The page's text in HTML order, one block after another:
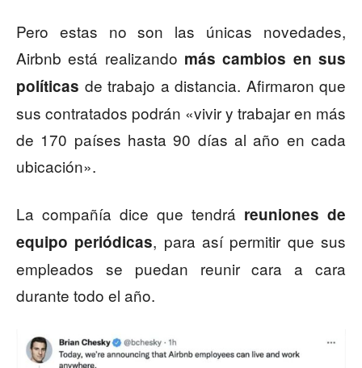
Pero estas no son las únicas novedades,
Airbnb está realizando más cambios en sus
políticas de trabajo a distancia. Afirmaron que
sus contratados podrán «vivir y trabajar en más
de 170 países hasta 90 días al año en cada
ubicación».
La compañía dice que tendrá reuniones de
equipo periódicas, para así permitir que sus
empleados se puedan reunir cara a cara
durante todo el año.